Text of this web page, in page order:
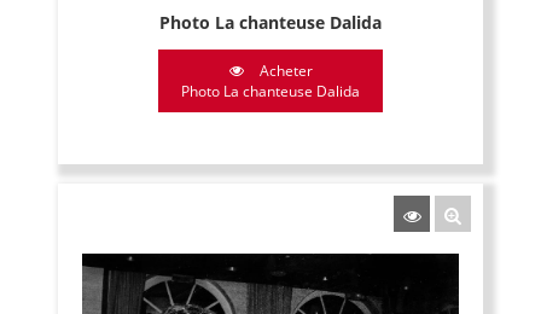
Photo La chanteuse Dalida
Acheter
Photo La chanteuse Dalida